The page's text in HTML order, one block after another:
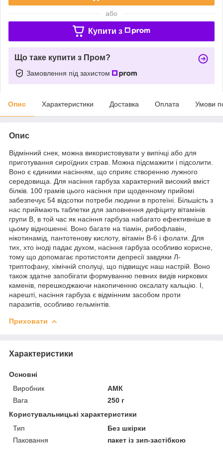
або
Купити з
Що таке купити з Пром?
Замовлення під захистом
Опис Характеристики Доставка Оплата Умови
Опис
Відмінний снек, можна використовувати у випічці або для
приготування сироїдних страв. Можна підсмажити і підсолити.
Воно є єдиними насінням, що сприяє створенню лужного
середовища. Для насіння гарбуза характерний високий вміст
білків. 100 грамів цього насіння при щоденному прийомі
забезпечує 54 відсотки потреби людини в протеїні. Більшість з
нас приймають таблетки для заповнення дефіциту вітамінів
групи В, в той час як насіння гарбуза набагато ефективніше в
цьому відношенні. Воно багате на тіамін, рибофлавін,
нікотинамід, пантотенову кислоту, вітамін В-6 і фолати. Для
тих, хто іноді падає духом, насіння гарбуза особливо корисне,
тому що допомагає протистояти депресії завдяки Л-
триптофану, хімічній сполуці, що підвищує наш настрій. Воно
також здатне запобігати формуванню певних видів ниркових
каменів, перешкоджаючи накопиченню оксалату кальцію. І,
нарешті, насіння гарбуза є відмінним засобом проти
паразитів, особливо гельмінтів.
Приховати
Характеристики
Основні
Виробник
АМК
Вага
250 г
Користувальницькі характеристики
Тип
Без шкірки
Паковання
пакет із зип-застібкою